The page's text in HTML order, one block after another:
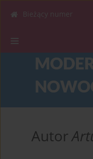
Bieżący numer
Autor